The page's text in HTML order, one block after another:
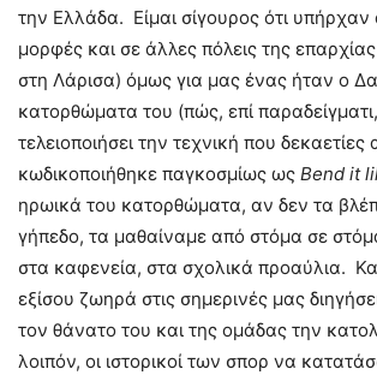
την Ελλάδα. Είμαι σίγουρος ότι
μορφές και σε άλλες πόλεις της
στη Λάρισα) όμως για μας ένας ήταν ο
κατορθώματα του (πώς, επί
τελειοποιήσει την τεχνική που δεκαετίες
κωδικοποιήθηκε παγκοσμίως ως Bend it
ηρωικά του κατορθώματα, αν δεν τα
γήπεδο, τα μαθαίναμε από στόμα σε
στα καφενεία, στα σχολικά προαύλια.
εξίσου ζωηρά στις σημερινές μας
τον θάνατο του και της ομάδας την
λοιπόν, οι ιστορικοί των σπορ να